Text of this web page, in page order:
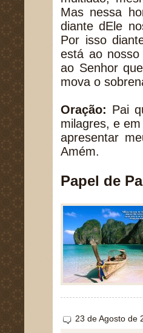
Mas nessa
diante dEle
Por isso
está ao
ao Senhor
mova o
Oração: Pai
milagres, e
apresentar
Amém.
Papel de
23 de Agosto de